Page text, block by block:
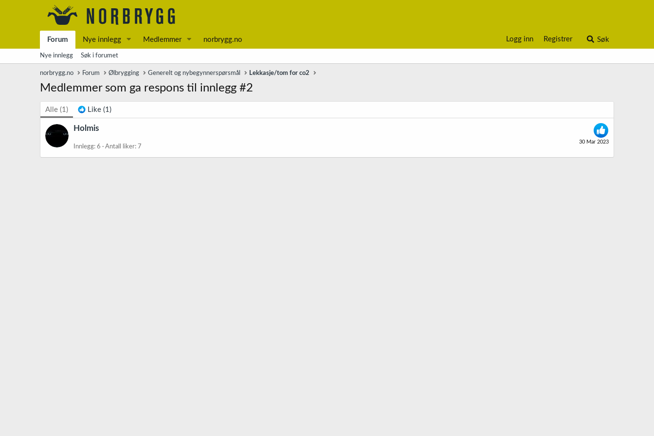
Forum Nye innlegg Medlemmer norbrygg.no Logg inn Registrer Søk
Nye innlegg Søk i forumet
norbrygg.no Forum Ølbrygging Generelt og nybegynnerspørsmål Lekkasje/tom for co2
Medlemmer som ga respons til innlegg #2
Alle (1) Like (1)
30 Mar 2023
Holmis
Innlegg 6 Antall liker 7